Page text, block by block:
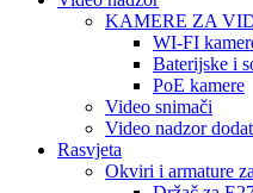
KAMERE ZA
WI-FI
Baterijske i
PoE kamere
Video snimači
Video nadzor
Rasvjeta
Okviri i armature